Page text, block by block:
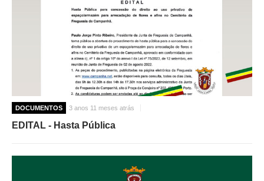
DOCUMENTOS 3 anos 11 meses atrás
EDITAL - Hasta Pública